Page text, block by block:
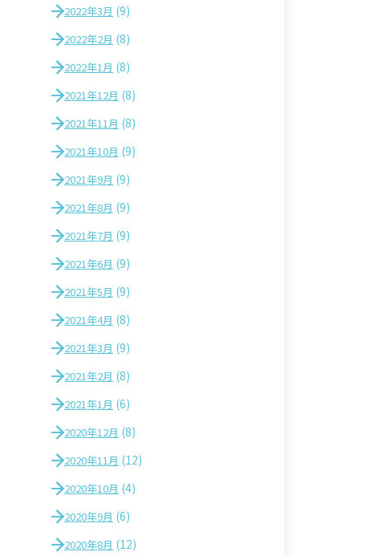
2022年3月 (9)
2022年2月 (8)
2022年1月 (8)
2021年12月 (8)
2021年11月 (8)
2021年10月 (9)
2021年9月 (9)
2021年8月 (9)
2021年7月 (9)
2021年6月 (9)
2021年5月 (9)
2021年4月 (8)
2021年3月 (9)
2021年2月 (8)
2021年1月 (6)
2020年12月 (8)
2020年11月 (12)
2020年10月 (4)
2020年9月 (6)
2020年8月 (12)